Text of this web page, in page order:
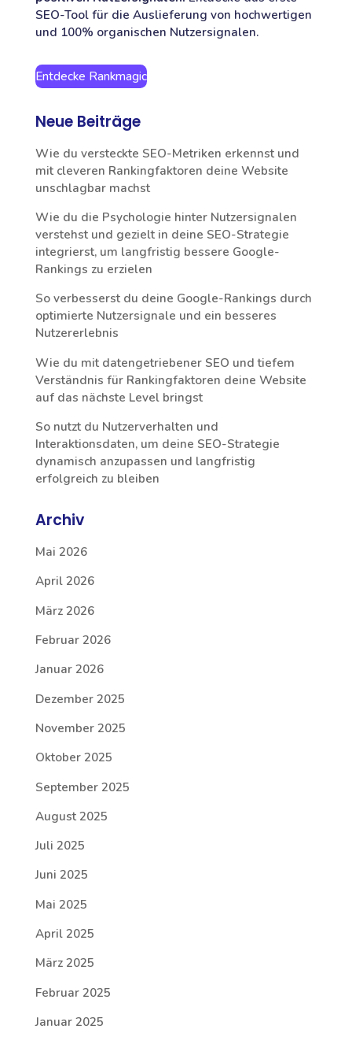
SEO-Tool für die Auslieferung von hochwertigen
und 100% organischen Nutzersignalen.
Entdecke Rankmagic
Neue Beiträge
Wie du versteckte SEO-Metriken erkennst und
mit cleveren Rankingfaktoren deine Website
unschlagbar machst
Wie du die Psychologie hinter Nutzersignalen
verstehst und gezielt in deine SEO-Strategie
integrierst, um langfristig bessere Google-
Rankings zu erzielen
So verbesserst du deine Google-Rankings durch
optimierte Nutzersignale und ein besseres
Nutzererlebnis
Wie du mit datengetriebener SEO und tiefem
Verständnis für Rankingfaktoren deine Website
auf das nächste Level bringst
So nutzt du Nutzerverhalten und
Interaktionsdaten, um deine SEO-Strategie
dynamisch anzupassen und langfristig
erfolgreich zu bleiben
Archiv
Mai 2026
April 2026
März 2026
Februar 2026
Januar 2026
Dezember 2025
November 2025
Oktober 2025
September 2025
August 2025
Juli 2025
Juni 2025
Mai 2025
April 2025
März 2025
Februar 2025
Januar 2025